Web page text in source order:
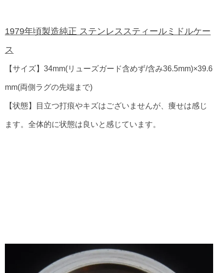
1979年頃製造純正 ステンレススティールミドルケー
ス
【サイズ】34mm(リューズガード含めず/含み36.5mm)×39.6
mm(両側ラグの先端まで)
【状態】目立つ打痕やキズはございませんが、痩せは感じ
ます。全体的に状態は良いと感じています。